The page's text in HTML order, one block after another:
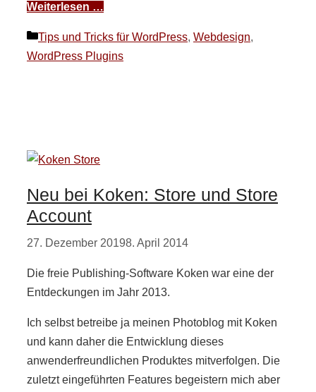
Weiterlesen …
Kategorien
Tips und Tricks für WordPress, Webdesign,
WordPress Plugins
Neu bei Koken: Store und Store
Account
27. Dezember 20198. April 2014
Die freie Publishing-Software Koken war eine der
Entdeckungen im Jahr 2013.
Ich selbst betreibe ja meinen Photoblog mit Koken
und kann daher die Entwicklung dieses
anwenderfreundlichen Produktes mitverfolgen. Die
zuletzt eingeführten Features begeistern mich aber